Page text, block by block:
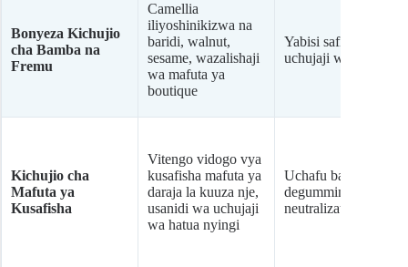
Bonyeza Kichujio
cha Bamba na
Fremu
Camellia
iliyoshinikizwa na
baridi, walnut,
sesame, wazalishaji
wa mafuta ya
boutique
Yabisi safi kabisa,
uchujaji wa rangi
Kichujio cha
Mafuta ya
Kusafisha
Vitengo vidogo vya
kusafisha mafuta ya
daraja la kuuza nje,
usanidi wa uchujaji
wa hatua nyingi
Uchafu baada ya
degumming au
neutralization